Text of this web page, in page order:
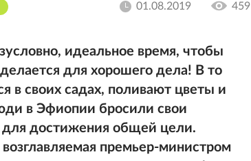
01.08.2019 459
идеальное время, чтобы
для хорошего дела! В то
в своих садах, поливают цветы и
в Эфиопии бросили свои
достижения общей цели.
премьер-министром